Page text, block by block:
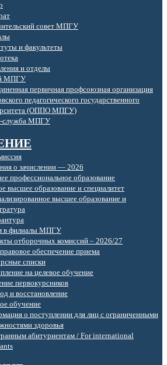
совет МПГУ
и факультеты
и отделы
МПГУ
первичная профсоюзная организация
педагогического государственного
(ОППО МПГУ)
служба МПГУ
о зачислении — 2026
профессиональное образование
высшее образование и специалитет
высшее образование и
в филиалы МПГУ
отборочных комиссий – 2026/27
обеспечение приема
списки
на целевое обучение
первокурсников
и восстановление
обучение
о поступлении для лиц с ограниченными
здоровья
абитуриентам / For international